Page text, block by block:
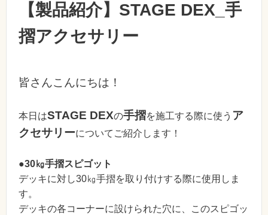
【製品紹介】STAGE DEX_手
摺アクセサリー
皆さんこんにちは！
本日はSTAGE DEXの手摺を施工する際に使う ア
クセサリーについてご紹介します！
●30㎏手摺スピゴット
デッキに対し30㎏手摺を取り付けする際に使用しま
す。
デッキの各コーナーに設けられた穴に、このスピゴッ